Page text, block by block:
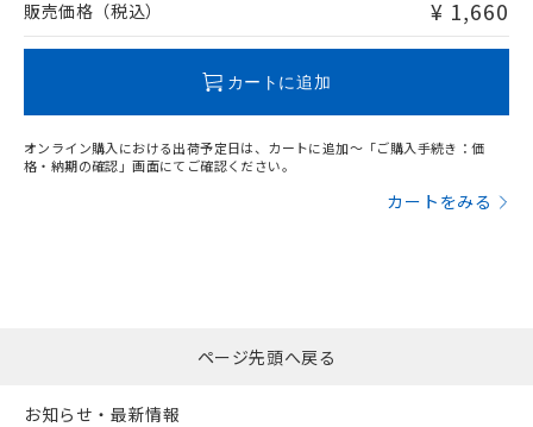
販売価格（税込） ¥ 1,660
カートに追加
オンライン購入における出荷予定日は、カートに追加～「ご購入手続き：価
格・納期の確認」画面にてご確認ください。
カートをみる
ページ先頭へ戻る
お知らせ・最新情報